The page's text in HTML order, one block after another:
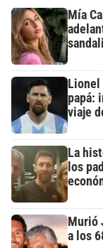
Mía
Lionel
papá:
viaje
La
los
Murió
a los